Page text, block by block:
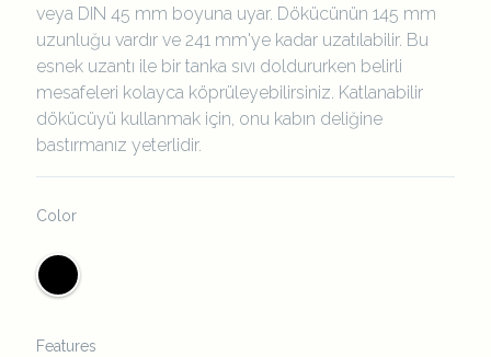
veya DIN 45 mm boyuna uyar. Dökücünün 145 mm
uzunluğu vardır ve 241 mm'ye kadar uzatılabilir. Bu
esnek uzantı ile bir tanka sıvı doldururken belirli
mesafeleri kolayca köprüleyebilirsiniz. Katlanabilir
dökücüyü kullanmak için, onu kabın deliğine
bastırmanız yeterlidir.
Color
Features